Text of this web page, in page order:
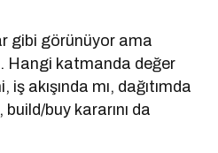
gibi görünüyor ama
Hangi katmanda değer
akışında mı, dağıtımda
buy kararını da